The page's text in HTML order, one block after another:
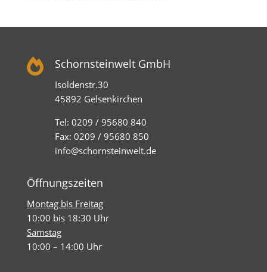
 Schornsteinwelt GmbH
Isoldenstr.30
45892 Gelsenkirchen
Tel: 0209 / 95680 840
Fax: 0209 / 95680 850
info@schornsteinwelt.de
Öffnungszeiten
Montag bis Freitag
10:00 bis 18:30 Uhr
Samstag
10:00 – 14:00 Uhr